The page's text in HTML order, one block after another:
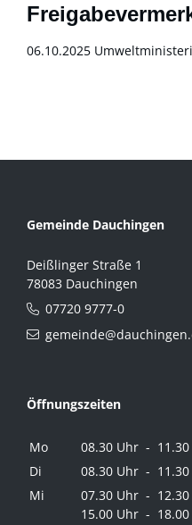
06.10.2025
Gemeinde Dauchingen
Deißlinger Straße 1
78083 Dauchingen
07720 9777-0
Öffnungszeiten
Mo
08.30 Uhr -
Di
08.30 Uhr -
Mi
07.30 Uhr -
15.00 Uhr -